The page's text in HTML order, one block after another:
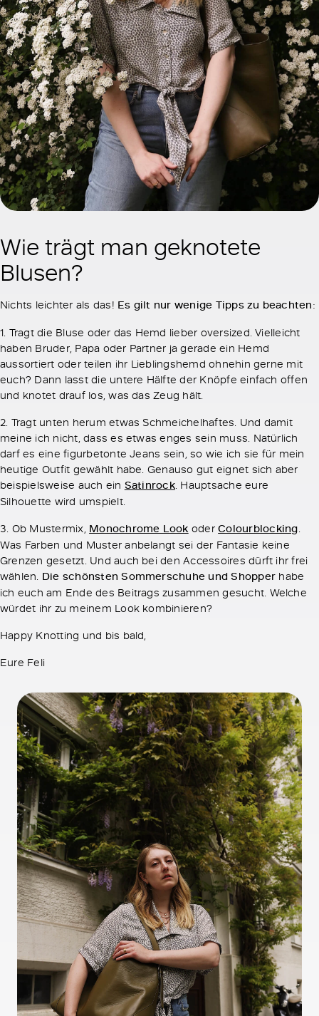
Wie trägt man geknotete
Blusen?
Nichts leichter als das! Es gilt nur wenige Tipps zu beachten:
1. Tragt die Bluse oder das Hemd lieber oversized. Vielleicht
haben Bruder, Papa oder Partner ja gerade ein Hemd
aussortiert oder teilen ihr Lieblingshemd ohnehin gerne mit
euch? Dann lasst die untere Hälfte der Knöpfe einfach offen
und knotet drauf los, was das Zeug hält.
2. Tragt unten herum etwas Schmeichelhaftes. Und damit
meine ich nicht, dass es etwas enges sein muss. Natürlich
darf es eine figurbetonte Jeans sein, so wie ich sie für mein
heutige Outfit gewählt habe. Genauso gut eignet sich aber
beispielsweise auch ein Satinrock. Hauptsache eure
Silhouette wird umspielt.
3. Ob Mustermix, Monochrome Look oderColourblocking
Was Farben und Muster anbelangt sei der Fantasie keine
Grenzen gesetzt. Und auch bei den Accessoires dürft ihr frei
wählen. Die schönsten Sommerschuhe und Shopper habe
ich euch am Ende des Beitrags zusammen gesucht. Welche
würdet ihr zu meinem Look kombinieren?
Happy Knotting und bis bald,
Eure Feli